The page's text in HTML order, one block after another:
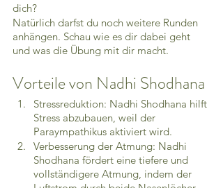
dich?
Natürlich darfst du noch weitere Runden
anhängen. Schau wie es dir dabei geht
und was die Übung mit dir macht.
Vorteile von Nadhi Shodhana
Stressreduktion: Nadhi Shodhana hilft
Stress abzubauen, weil der
Paraympathikus aktiviert wird.
Verbesserung der Atmung: Nadhi
Shodhana fördert eine tiefere und
vollständigere Atmung, indem der